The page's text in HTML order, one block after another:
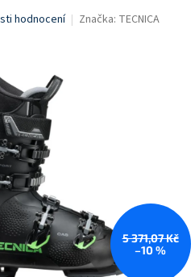
hodnocení Značka: TECNICA
5 371,07 Kč
–10 %